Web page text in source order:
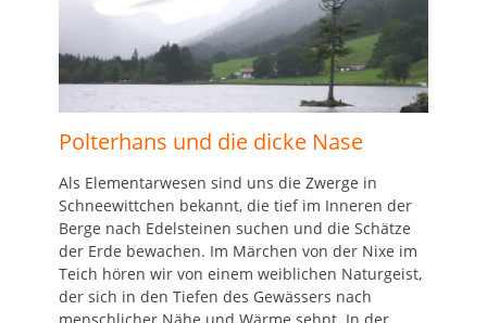
Polterhans und die dicke Nase
Als Elementarwesen sind uns die Zwerge in
Schneewittchen bekannt, die tief im Inneren der
Berge nach Edelsteinen suchen und die Schätze
der Erde bewachen. Im Märchen von der Nixe im
Teich hören wir von einem weiblichen Naturgeist,
der sich in den Tiefen des Gewässers nach
menschlicher Nähe und Wärme sehnt. In der